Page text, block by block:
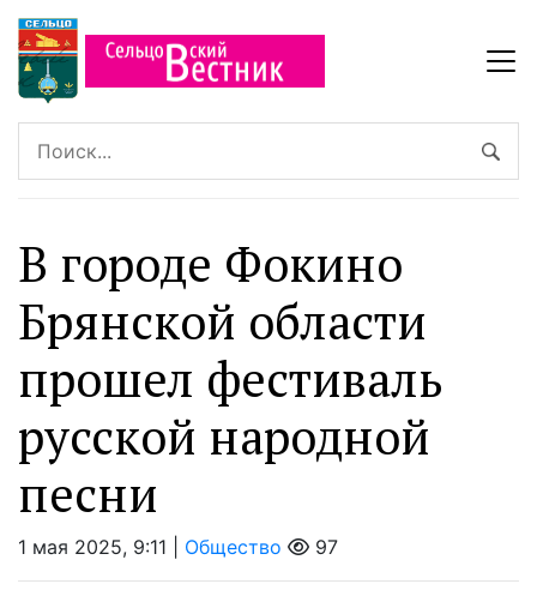
В городе Фокино
Брянской области
прошел фестиваль
русской народной
песни
1 мая 2025, 9:11 | Общество 97